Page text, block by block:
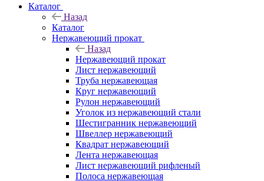
Каталог
Назад
Каталог
Нержавеющий прокат
Назад
Нержавеющий прокат
Лист нержавеющий
Труба нержавеющая
Круг нержавеющий
Рулон нержавеющий
Уголок из нержавеющий стали
Шестигранник нержавеющий
Швеллер нержавеющий
Квадрат нержавеющий
Лента нержавеющая
Лист нержавеющий рифленый
Полоса нержавеющая